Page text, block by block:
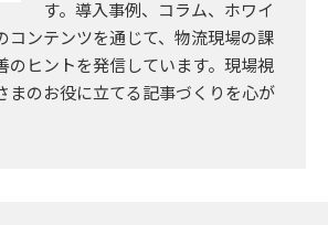
す。導入事例、コラム、ホワイ
コンテンツを通じて、物流現場の課
のヒントを発信しています。現場視
まのお役に立てる記事づくりを心が